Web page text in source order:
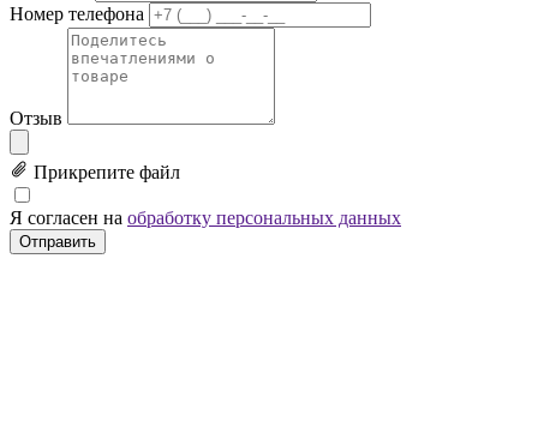
Номер телефона
Отзыв
Прикрепите файл
Я согласен на обработку персональных данных